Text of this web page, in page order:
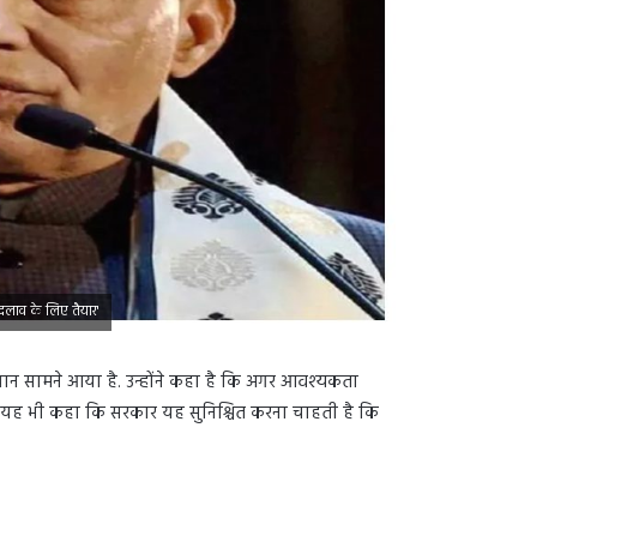
के लिए तैयार'
सामने आया है. उन्होंने कहा है कि अगर आवश्यकता
भी कहा कि सरकार यह सुनिश्चित करना चाहती है कि